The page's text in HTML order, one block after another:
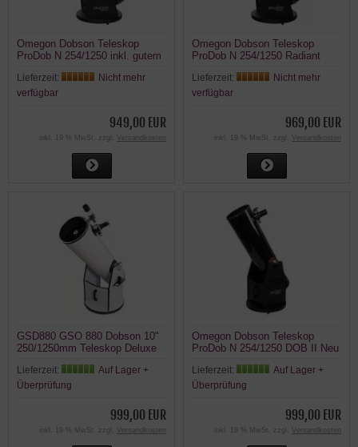
Omegon Dobson Teleskop
ProDob N 254/1250 inkl. gutem
Lieferzeit:
Nicht mehr
verfügbar
949,00 EUR
inkl. 19 % MwSt. zzgl. Versandkosten
Omegon Dobson Teleskop
ProDob N 254/1250 Radiant
Lieferzeit:
Nicht mehr
verfügbar
969,00 EUR
inkl. 19 % MwSt. zzgl. Versandkosten
GSD880 GSO 880 Dobson 10"
250/1250mm Teleskop Deluxe
Lieferzeit:
Auf Lager +
Überprüfung
999,00 EUR
inkl. 19 % MwSt. zzgl. Versandkosten
Omegon Dobson Teleskop
ProDob N 254/1250 DOB II Neu
Lieferzeit:
Auf Lager +
Überprüfung
999,00 EUR
inkl. 19 % MwSt. zzgl. Versandkosten